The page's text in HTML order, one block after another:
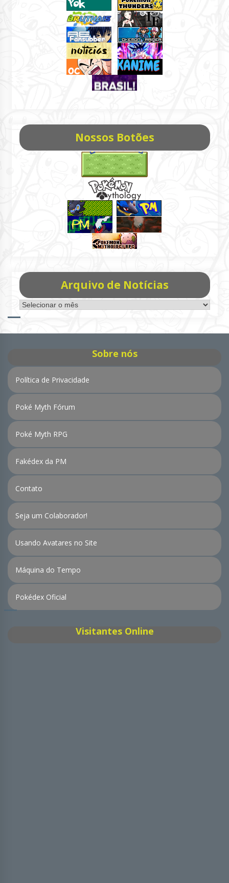
Nossos Botões
Arquivo de Notícias
Arquivo
de
Sobre nós
Política de Privacidade
Poké Myth Fórum
Poké Myth RPG
Fakédex da PM
Contato
Seja um Colaborador!
Usando Avatares no Site
Máquina do Tempo
Pokédex Oficial
Visitantes Online